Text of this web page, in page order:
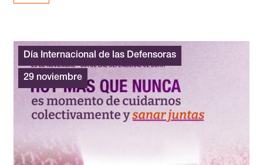
Día Internacional de las Defensoras
29 noviembre